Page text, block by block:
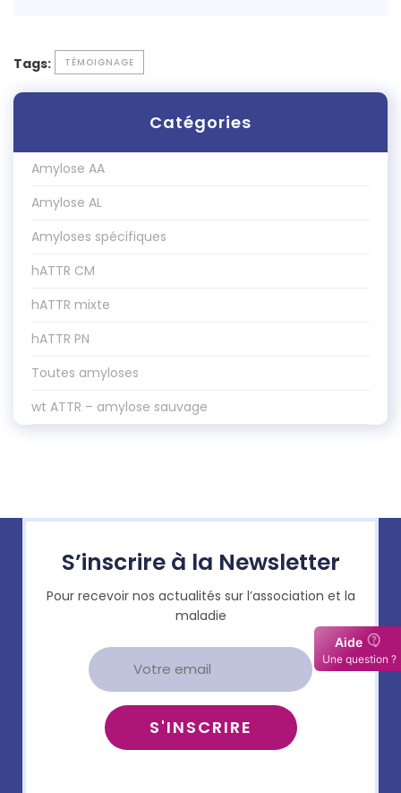
Tags: TÉMOIGNAGE
Catégories
Amylose AA
Amylose AL
Amyloses spécifiques
hATTR CM
hATTR mixte
hATTR PN
Toutes amyloses
wt ATTR – amylose sauvage
S’inscrire à la Newsletter
Pour recevoir nos actualités sur l’association et la
maladie